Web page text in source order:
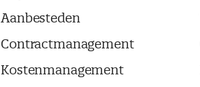
Aanbesteden
Contractmanagement
Kostenmanagement